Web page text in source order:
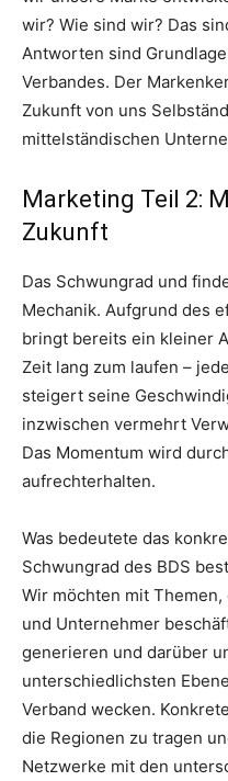
wir? Wie sind wir? Das
Antworten sind
Verbandes. Der
Zukunft von uns
mittelständischen
Marketing Teil 2:
Zukunft
Das Schwungrad und
Mechanik. Aufgrund des
bringt bereits ein kleiner
Zeit lang zum laufen –
steigert seine
inzwischen vermehrt
Das Momentum wird
aufrechterhalten.
Was bedeutete das
Schwungrad des BDS
Wir möchten mit
und Unternehmer
generieren und darüber
unterschiedlichsten
Verband wecken.
die Regionen zu tragen
Netzwerke mit den